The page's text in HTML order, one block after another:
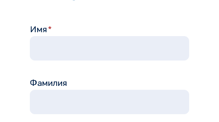
Имя *
Фамилия